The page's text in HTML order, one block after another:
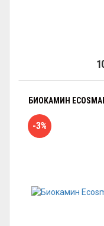
БИОКАМИН
-3%